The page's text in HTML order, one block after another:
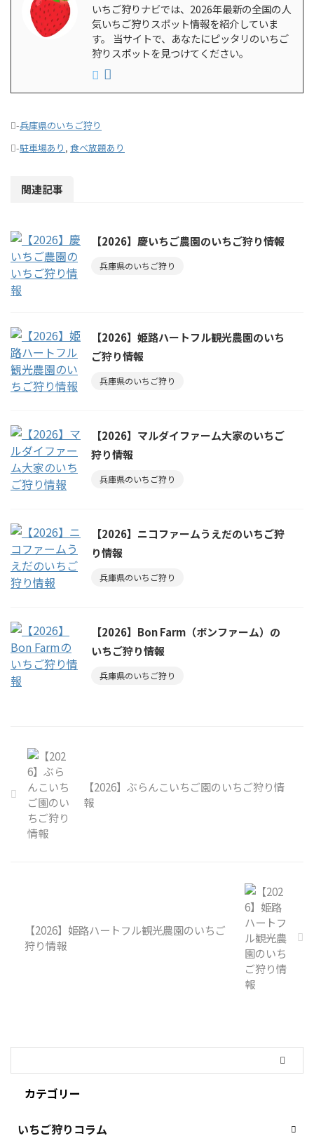
いちご狩りナビでは、2026年最新の全国の人
気いちご狩りスポット情報を紹介していま
す。 当サイトで、あなたにピッタリのいちご
狩りスポットを見つけてください。
-兵庫県のいちご狩り
-駐車場あり , 食べ放題あり
関連記事
【2026】慶いちご農園のいちご狩り情報
兵庫県のいちご狩り
【2026】姫路ハートフル観光農園のいち
ご狩り情報
兵庫県のいちご狩り
【2026】マルダイファーム大家のいちご
狩り情報
兵庫県のいちご狩り
【2026】ニコファームうえだのいちご狩
り情報
兵庫県のいちご狩り
【2026】Bon Farm（ボンファーム）の
いちご狩り情報
兵庫県のいちご狩り
【2026】ぶらんこいちご園のいちご狩り情
報
【2026】姫路ハートフル観光農園のいちご
狩り情報
カテゴリー
いちご狩りコラム